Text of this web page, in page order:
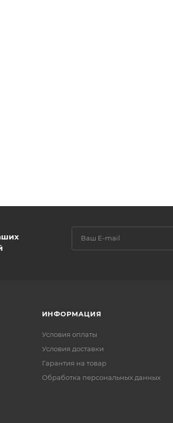
ИНФОРМАЦИЯ
Условия оплаты
Условия доставки
Гарантия на товар
Обработка персональных данных